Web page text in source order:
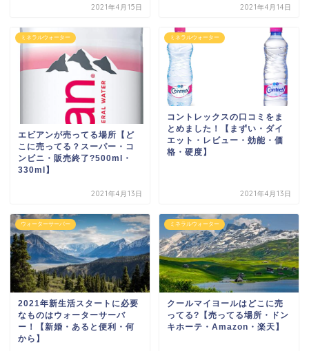
2021年4月15日 2021年4月14日
ミネラルウォーター
エビアンが売ってる場所【ど
こに売ってる？スーパー・コ
ンビニ・販売終了?500ml・
330ml】
2021年4月13日
ミネラルウォーター
コントレックスの口コミをま
とめました！【まずい・ダイ
エット・レビュー・効能・価
格・硬度】
2021年4月13日
ウォーターサーバー
2021年新生活スタートに必要
なものはウォーターサーバ
ー！【新婚・あると便利・何
から】
ミネラルウォーター
クールマイヨールはどこに売
ってる?【売ってる場所・ドン
キホーテ・Amazon・楽天】